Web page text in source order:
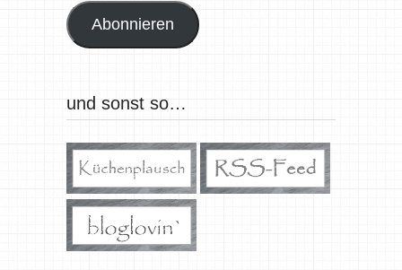
Abonnieren
und sonst so…